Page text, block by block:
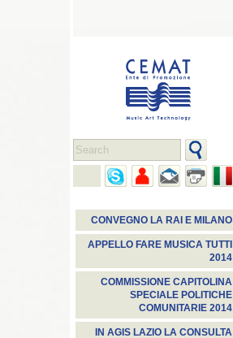
CONVEGNO LA RAI E MILANO
APPELLO FARE MUSICA TUTTI
2014
COMMISSIONE CAPITOLINA
SPECIALE POLITICHE
COMUNITARIE 2014
IN AGIS LAZIO LA CONSULTA